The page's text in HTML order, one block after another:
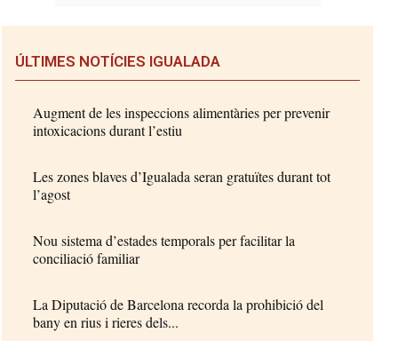
ÚLTIMES NOTÍCIES IGUALADA
Augment de les inspeccions alimentàries per prevenir
intoxicacions durant l’estiu
Les zones blaves d’Igualada seran gratuïtes durant tot
l’agost
Nou sistema d’estades temporals per facilitar la
conciliació familiar
La Diputació de Barcelona recorda la prohibició del
bany en rius i rieres dels...